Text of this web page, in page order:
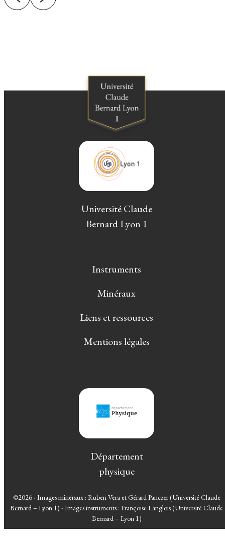
Université Claude
Bernard Lyon 1
Instruments
Minéraux
Liens et ressources
Mentions légales
Département
physique
©2026 - Images minéraux : Ruben Vera et Gérard Panczer (Université Claude
Bernard – Lyon 1) - Images instruments : Françoise Langlois (Université Claude
Bernard – Lyon 1)